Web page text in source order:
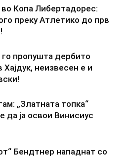
Копа Либертадорес:
преку Атлетико до прв
пропушта дербито
Хајдук, неизвесен е и
„Златната топка“
да ја освои Винисиус
Бендтнер нападнат со